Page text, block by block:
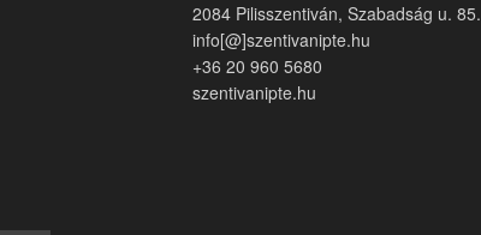
2084 Pilisszentiván, Szabadság u. 85.
info[@]szentivanipte.hu
+36 20 960 5680
szentivanipte.hu